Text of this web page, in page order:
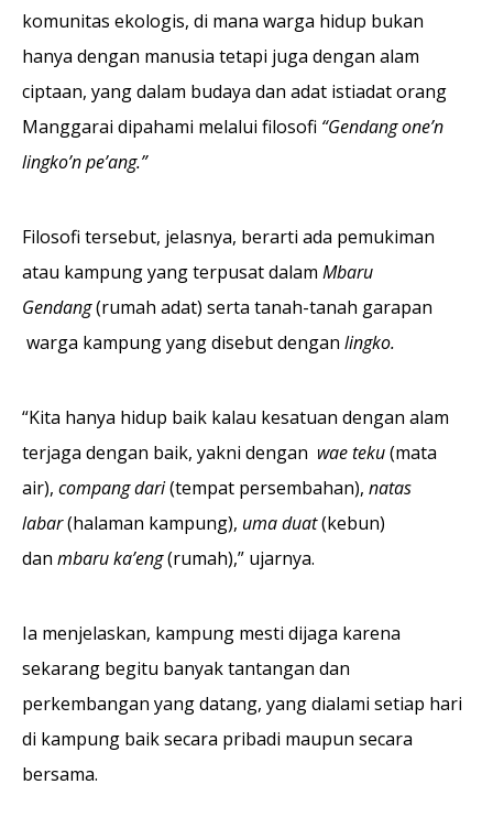
komunitas ekologis, di mana warga hidup bukan
hanya dengan manusia tetapi juga dengan alam
ciptaan, yang dalam budaya dan adat istiadat orang
Manggarai dipahami melalui filosofi “Gendang one’n
lingko’n pe’ang.”
Filosofi tersebut, jelasnya, berarti ada pemukiman
atau kampung yang terpusat dalam Mbaru
Gendang(rumah adat) serta tanah-tanah garapan
warga kampung yang disebut dengan lingko.
“Kita hanya hidup baik kalau kesatuan dengan alam
terjaga dengan baik, yakni dengan wae teku(mata
air), compang dari(tempat persembahan), natas
labar(halaman kampung), uma duat(kebun)
dan mbaru ka’eng(rumah),” ujarnya.
Ia menjelaskan, kampung mesti dijaga karena
sekarang begitu banyak tantangan dan
perkembangan yang datang, yang dialami setiap hari
di kampung baik secara pribadi maupun secara
bersama.